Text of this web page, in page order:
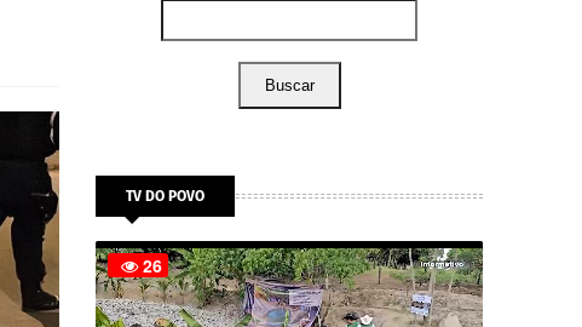
Buscar
TV DO POVO